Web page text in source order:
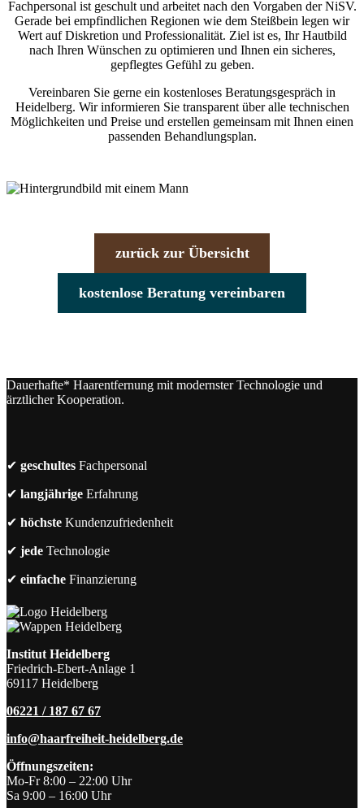
Fachpersonal ist geschult und arbeitet nach den Vorgaben der NiSV.
Gerade bei empfindlichen Regionen wie dem Steißbein legen wir
Wert auf Diskretion und Professionalität. Ziel ist es, Ihr Hautbild
nach Ihren Wünschen zu optimieren und Ihnen ein sicheres,
gepflegtes Gefühl zu geben.
Vereinbaren Sie gerne ein kostenloses Beratungsgespräch in
Heidelberg. Wir informieren Sie transparent über alle technischen
Möglichkeiten und Preise und erstellen gemeinsam mit Ihnen einen
passenden Behandlungsplan.
zurück zur Übersicht
kostenlose Beratung vereinbaren
Dauerhafte* Haarentfernung mit modernster Technologie und
ärztlicher Kooperation.
✔ geschultes Fachpersonal
✔ langjährige Erfahrung
✔ höchste Kundenzufriedenheit
✔ jede Technologie
✔ einfache Finanzierung
Institut Heidelberg
Friedrich-Ebert-Anlage 1
69117 Heidelberg
06221 / 187 67 67
info@haarfreiheit-heidelberg.de
Öffnungszeiten:
Mo-Fr 8:00 – 22:00 Uhr
Sa 9:00 – 16:00 Uhr